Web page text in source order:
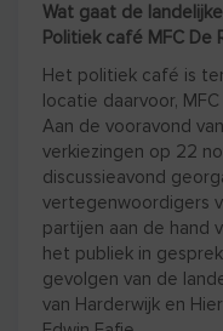
Wat gaat de
Politiek café MFC De
Het politiek café is
locatie daarvoor,
Aan de vooravond
verkiezingen op 22
discussieavond
vertegenwoordigers
partijen aan de hand
het publiek in
gevolgen van de
van Harderwijk en